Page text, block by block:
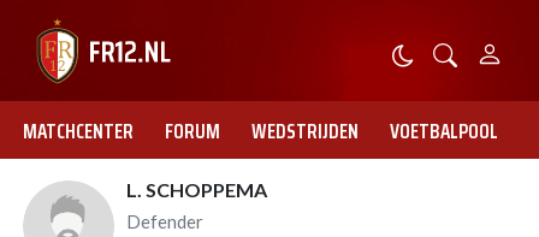
MATCHCENTER FORUM WEDSTRIJDEN VOETBALPOOL
L. SCHOPPEMA
Defender